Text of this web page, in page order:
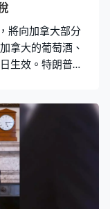
將向加拿大部分
拿大的葡萄酒、
生效。特朗普今
視性對待美國汽
大未能妥善管理
脅加徵關稅。